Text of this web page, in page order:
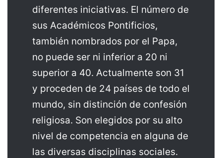
diferentes iniciativas. El número de
sus Académicos Pontificios,
también nombrados por el Papa,
no puede ser ni inferior a 20 ni
superior a 40. Actualmente son 31
y proceden de 24 países de todo el
mundo, sin distinción de confesión
religiosa. Son elegidos por su alto
nivel de competencia en alguna de
las diversas disciplinas sociales.